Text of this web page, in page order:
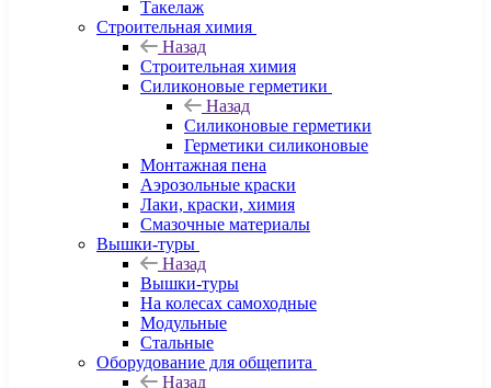
Такелаж
Строительная химия
Назад
Строительная химия
Силиконовые герметики
Назад
Силиконовые герметики
Герметики силиконовые
Монтажная пена
Аэрозольные краски
Лаки, краски, химия
Смазочные материалы
Вышки-туры
Назад
Вышки-туры
На колесах самоходные
Модульные
Стальные
Оборудование для общепита
Назад